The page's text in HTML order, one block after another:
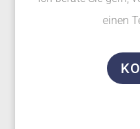
einen